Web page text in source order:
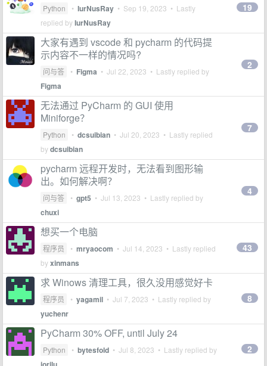
Python • IurNusRay • Sep 19, 2023 • Lastly
replied byIurNusRay
19
大家有遇到 vscode 和 pycharm 的代码提
示内容不一样的情况吗?
问与答 • Figma • Jul 22, 2023 • Lastly replied by
Figma
2
无法通过 PyCharm 的 GUI 使用
Miniforge？
Python • dcsuibian • Jul 20, 2023 • Lastly replied
bydcsuibian
7
pycharm 远程开发时，无法看到图形输
出。如何解决啊？
问与答 • gpt5 • Jul 13, 2023 • Lastly replied by
chuxi
4
想买一个电脑
程序员 • mryaocom • Jul 14, 2023 • Lastly replied
byxinmans
43
求 Winows 清理工具，很久没用感觉好卡
程序员 • yagamil • Jul 7, 2023 • Lastly replied by
yuchenr
8
PyCharm 30% OFF, until July 24
Python • bytesfold • Jul 8, 2023 • Lastly replied by 2